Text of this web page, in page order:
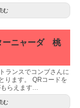
む
ーニャーダ 桃
ランスでコンブさんに
ります。 QRコードを
らえます...
む